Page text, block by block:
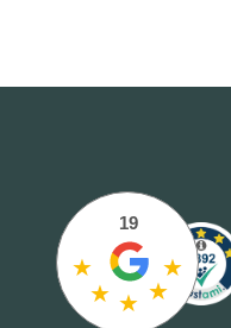
★
★ ★ ★
★
19